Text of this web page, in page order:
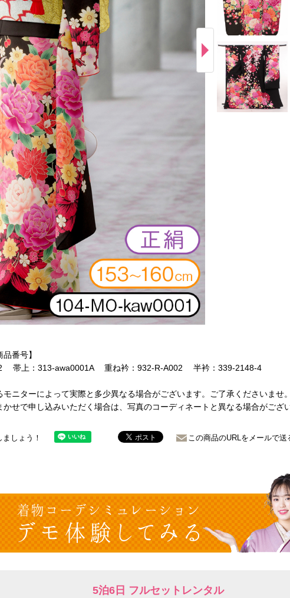
番号】
帯上：313-awa0001A 重ね衿：932-R-A002 半衿：339-2148-4
ニターによって実際と多少異なる場合がございます。ご了承くださいませ。
せで申し込みいただく場合は、写真のコーディネートと異なる場合がござい
しょう！ この商品のURLをメールで送
5泊6日 フルセットレンタル